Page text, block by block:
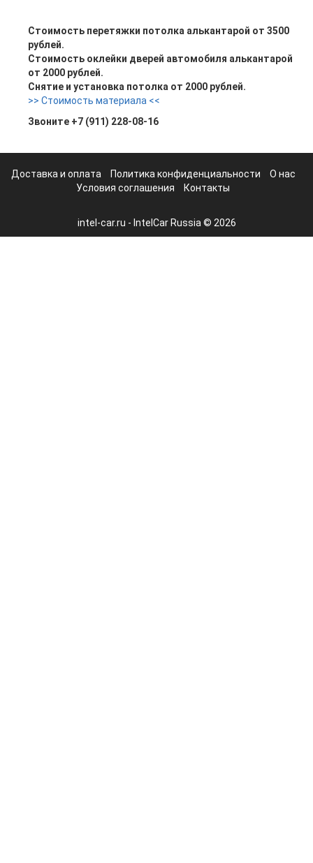
Стоимость перетяжки потолка алькантарой от 3500
рублей.
Стоимость оклейки дверей автомобиля алькантарой
от 2000 рублей.
Снятие и установка потолка от 2000 рублей.
>> Стоимость материала <<
Звоните +7 (911) 228-08-16
Доставка и оплата Политика конфиденциальности
О нас
Условия соглашения
Контакты
intel-car.ru - IntelCar Russia © 2026